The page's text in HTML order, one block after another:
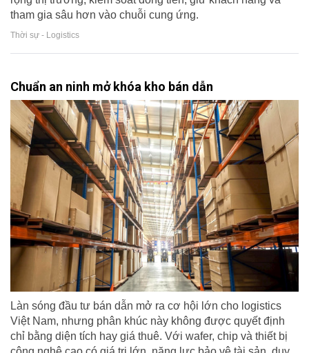
tham gia sâu hơn vào chuỗi cung ứng.
Thời sự - Logistics
Chuẩn an ninh mở khóa kho bán dẫn
Làn sóng đầu tư bán dẫn mở ra cơ hội lớn cho logistics
Việt Nam, nhưng phân khúc này không được quyết định
chỉ bằng diện tích hay giá thuê. Với wafer, chip và thiết bị